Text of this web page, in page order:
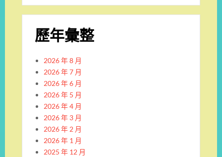
歷年彙整
2026 年 8 月
2026 年 7 月
2026 年 6 月
2026 年 5 月
2026 年 4 月
2026 年 3 月
2026 年 2 月
2026 年 1 月
2025 年 12 月